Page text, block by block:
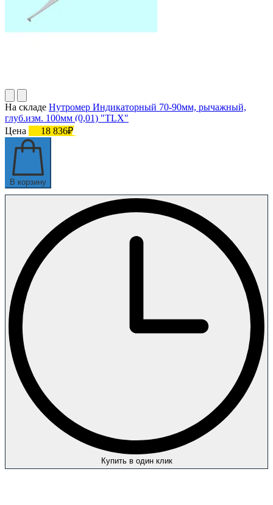
На складе Нутромер Индикаторный 70-90мм, рычажный,
глуб.изм. 100мм (0,01) "TLX"
Цена
18 836₽
В корзину
Купить в один клик